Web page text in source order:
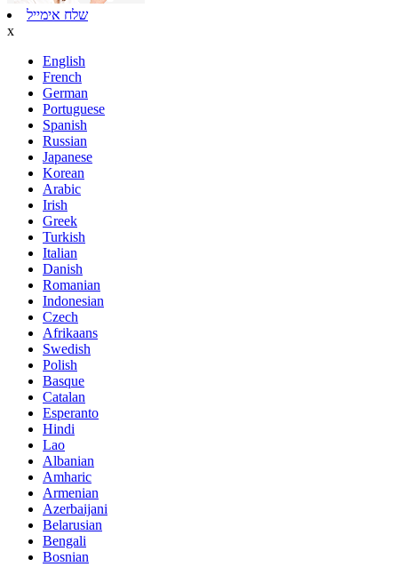
שלח אימייל
x
English
French
German
Portuguese
Spanish
Russian
Japanese
Korean
Arabic
Irish
Greek
Turkish
Italian
Danish
Romanian
Indonesian
Czech
Afrikaans
Swedish
Polish
Basque
Catalan
Esperanto
Hindi
Lao
Albanian
Amharic
Armenian
Azerbaijani
Belarusian
Bengali
Bosnian